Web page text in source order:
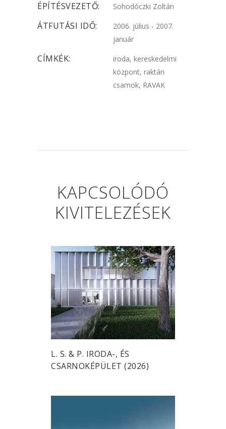
ÉPÍTÉSVEZETŐ: Sohodóczki Zoltán
ÁTFUTÁSI IDŐ:
2006. július - 2007.
január
CÍMKÉK:
iroda, kereskedelmi
központ, raktári
csarnok, RAVAK
KAPCSOLÓDÓ
KIVITELEZÉSEK
L. S. & P. IRODA-, ÉS
CSARNOKÉPÜLET (2026)